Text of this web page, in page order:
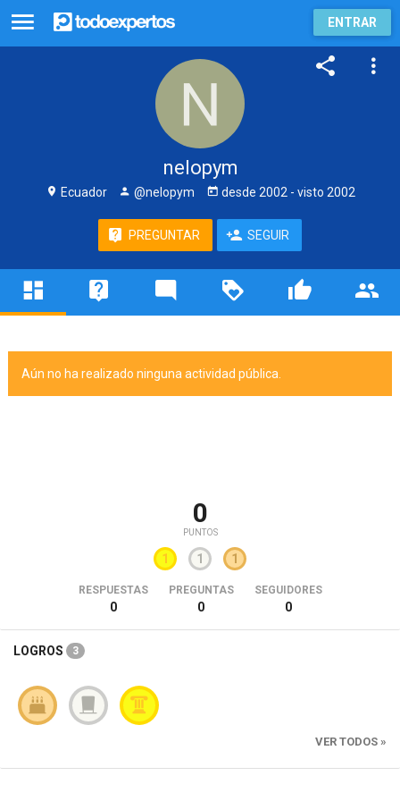
ENTRAR
nelopym
Ecuador @nelopym desde 2002 - visto 2002
PREGUNTAR SEGUIR
Aún no ha realizado ninguna actividad pública.
0
PUNTOS
1 1 1
RESPUESTAS
0
PREGUNTAS
0
SEGUIDORES
0
LOGROS 3
VER TODOS »